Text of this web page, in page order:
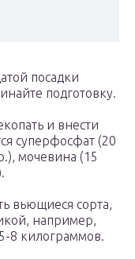
посадки
подготовку.
и внести
суперфосфат (20
мочевина (15
вьющиеся сорта,
например,
8 килограммов.